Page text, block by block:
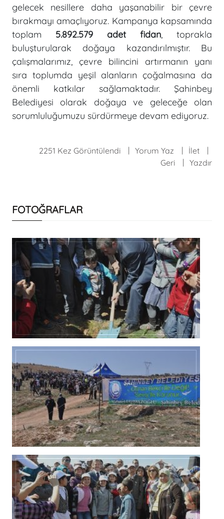
gelecek nesillere daha yaşanabilir bir çevre
bırakmayı amaçlıyoruz. Kampanya kapsamında
toplam 5.892.579 adet fidan, toprakla
buluşturularak doğaya kazandırılmıştır. Bu
çalışmalarımız, çevre bilincini artırmanın yanı
sıra toplumda yeşil alanların çoğalmasına da
önemli katkılar sağlamaktadır. Şahinbey
Belediyesi olarak doğaya ve geleceğe olan
sorumluluğumuzu sürdürmeye devam ediyoruz.
2251 Kez Görüntülendi Yorum Yaz
İlet
Geri
Yazdır
FOTOĞRAFLAR